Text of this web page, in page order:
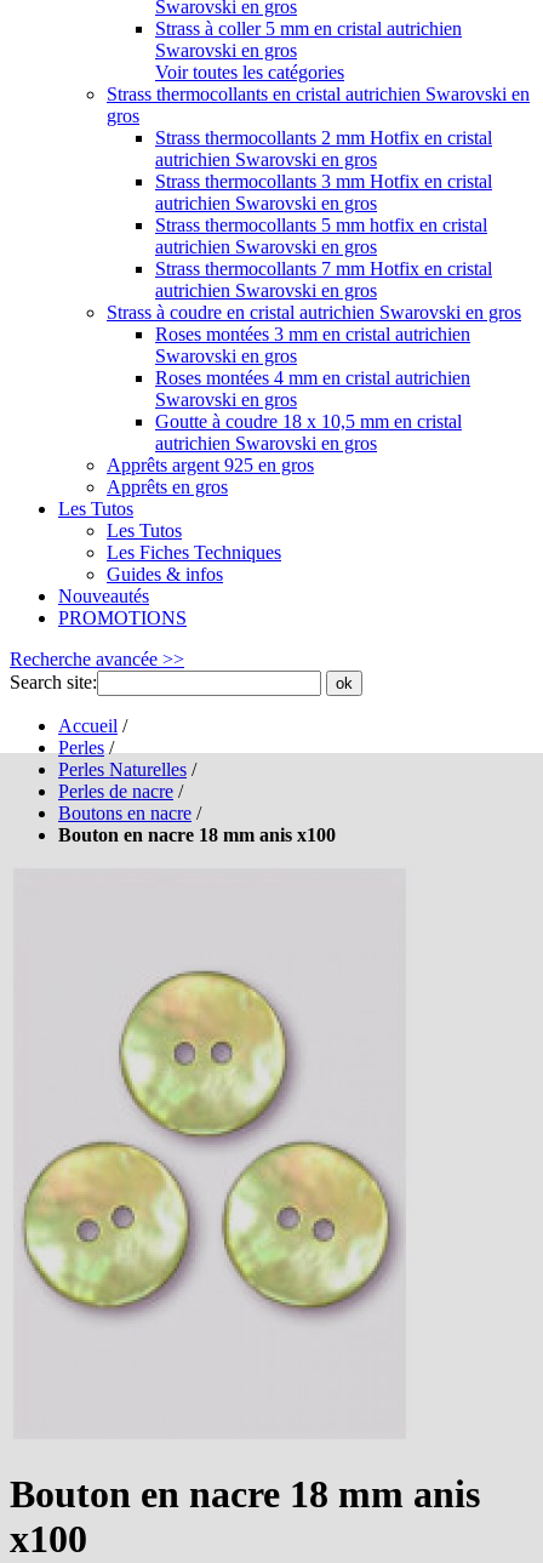
Swarovski en gros
Strass à coller 5 mm en cristal autrichien
Swarovski en gros
Voir toutes les catégories
Strass thermocollants en cristal autrichien Swarovski en
gros
Strass thermocollants 2 mm Hotfix en cristal
autrichien Swarovski en gros
Strass thermocollants 3 mm Hotfix en cristal
autrichien Swarovski en gros
Strass thermocollants 5 mm hotfix en cristal
autrichien Swarovski en gros
Strass thermocollants 7 mm Hotfix en cristal
autrichien Swarovski en gros
Strass à coudre en cristal autrichien Swarovski en gros
Roses montées 3 mm en cristal autrichien
Swarovski en gros
Roses montées 4 mm en cristal autrichien
Swarovski en gros
Goutte à coudre 18 x 10,5 mm en cristal
autrichien Swarovski en gros
Apprêts argent 925 en gros
Apprêts en gros
Les Tutos
Les Tutos
Les Fiches Techniques
Guides & infos
Nouveautés
PROMOTIONS
Recherche avancée >>
Search site:
ok
Accueil /
Perles /
Perles Naturelles /
Perles de nacre /
Boutons en nacre /
Bouton en nacre 18 mm anis x100
Bouton en nacre 18 mm anis
x100